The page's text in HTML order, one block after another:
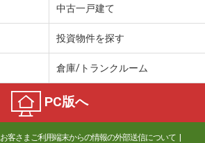
中古一戸建て
投資物件を探す
倉庫/トランクルーム
PC版へ
お客さまご利用端末からの情報の外部送信について